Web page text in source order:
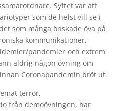
Syftet var att
som de helst vill se i
som många önskade öva på
kommunikationer,
pandemier och extrem
aldrig någon övning om
Coronapandemin bröt ut.
terror,
från demoövningen, har